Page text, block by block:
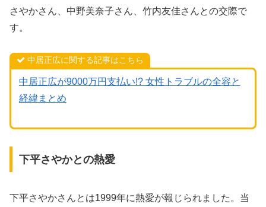
さやかさん、中野美奈子さん、竹内友佳さんとの交際で
す。
中居正広に関する記事はこちら
中居正広が9000万円支払い!? 女性トラブルの全容と
経緯まとめ
下平さやかとの熱愛
下平さやかさんとは1999年に熱愛が報じられました。当